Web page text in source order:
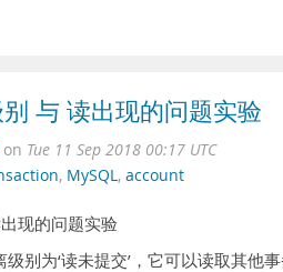
与 读出现的问题实验
on Tue 11 Sep 2018 00:17 UTC
, MySQL, account
现的问题实验
别为‘读未提交’，它可以读取其他